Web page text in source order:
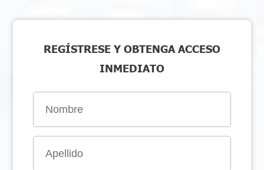
REGÍSTRESE Y OBTENGA ACCESO
INMEDIATO